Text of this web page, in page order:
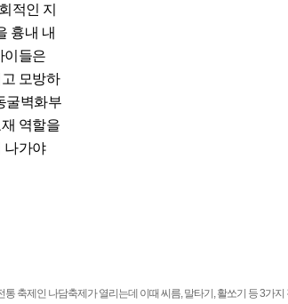
적인 지
흉내 내
이들은
모방하
굴벽화부
역할을
나가야
축제인 나담축제가 열리는데 이때 씨름, 말타기, 활쏘기 등 3가지